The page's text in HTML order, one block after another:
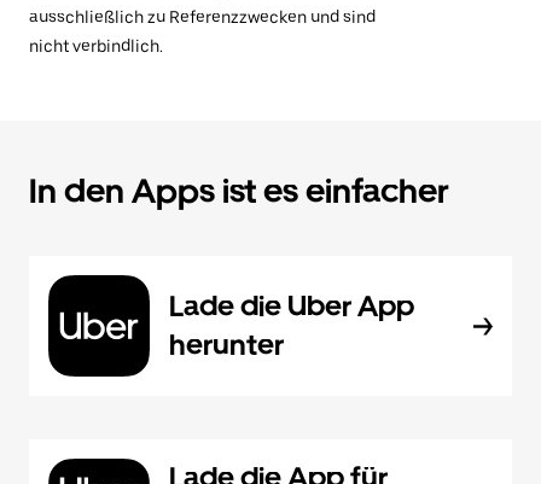
ausschließlich zu Referenzzwecken und sind
nicht verbindlich.
In den Apps ist es einfacher
Lade die Uber App
herunter